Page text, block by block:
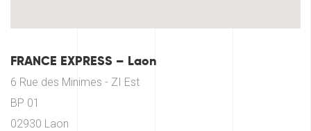
FRANCE EXPRESS – Laon
6 Rue des Minimes - ZI Est
BP 01
02930 Laon